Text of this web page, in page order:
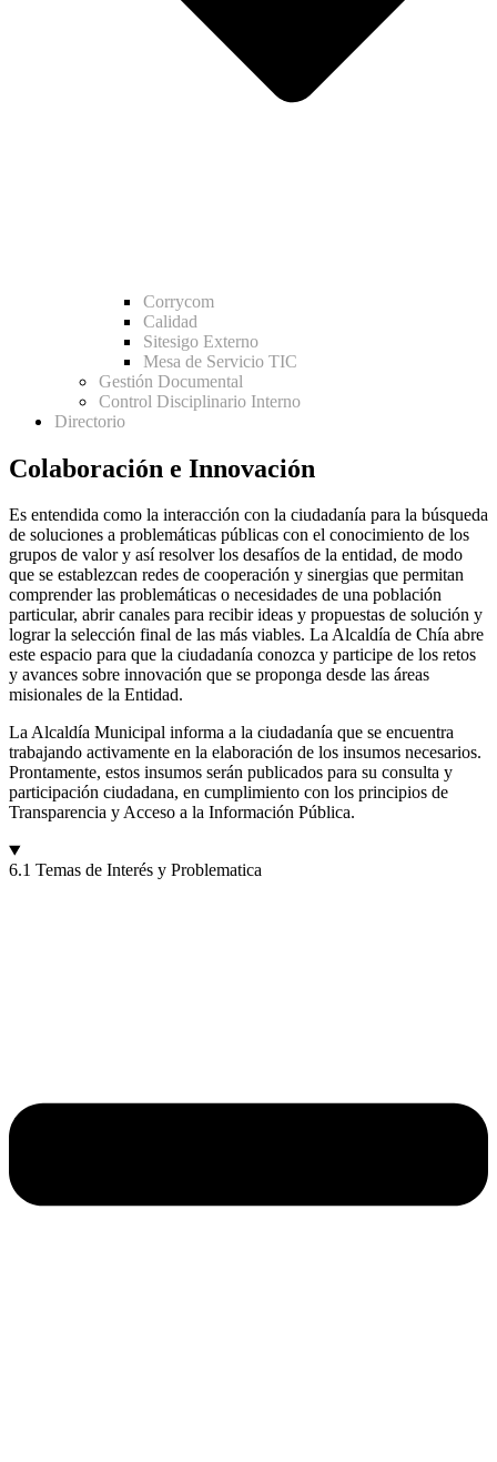
Corrycom
Calidad
Sitesigo Externo
Mesa de Servicio TIC
Gestión Documental
Control Disciplinario Interno
Directorio
Colaboración e Innovación
Es entendida como la interacción con la ciudadanía para la búsqueda
de soluciones a problemáticas públicas con el conocimiento de los
grupos de valor y así resolver los desafíos de la entidad, de modo
que se establezcan redes de cooperación y sinergias que permitan
comprender las problemáticas o necesidades de una población
particular, abrir canales para recibir ideas y propuestas de solución y
lograr la selección final de las más viables. La Alcaldía de Chía abre
este espacio para que la ciudadanía conozca y participe de los retos
y avances sobre innovación que se proponga desde las áreas
misionales de la Entidad.
La Alcaldía Municipal informa a la ciudadanía que se encuentra
trabajando activamente en la elaboración de los insumos necesarios.
Prontamente, estos insumos serán publicados para su consulta y
participación ciudadana, en cumplimiento con los principios de
Transparencia y Acceso a la Información Pública.
6.1 Temas de Interés y Problematica